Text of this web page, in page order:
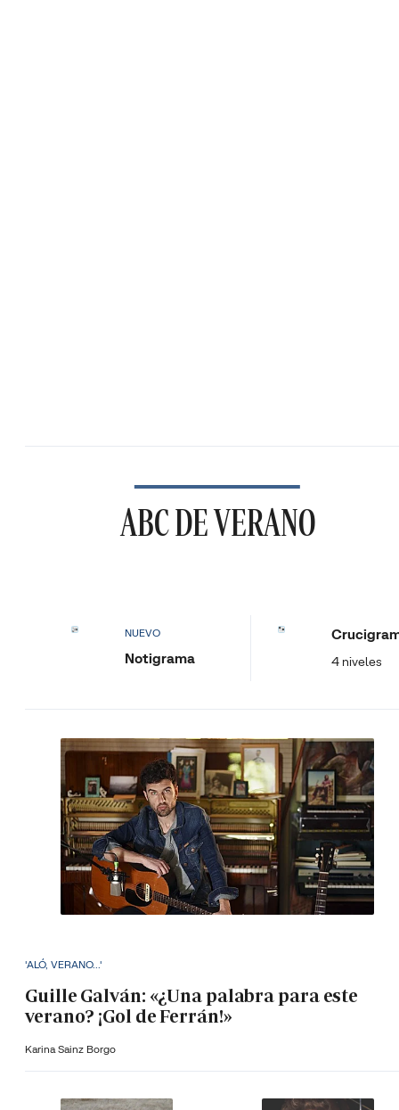
ABC DE VERANO
NUEVO
Notigrama 4 niveles
'ALÓ, VERANO...'
Guille Galván: «¿Una palabra para este
verano? ¡Gol de Ferrán!»
Karina Sainz Borgo